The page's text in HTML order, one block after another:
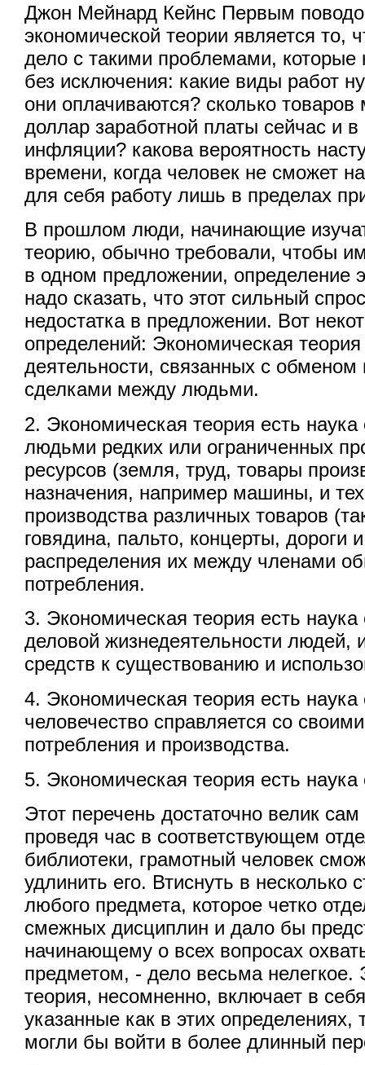
Джон Мейнард Кейнс Первым
экономической теории является то,
дело с такими проблемами, которые
без исключения: какие виды работ
они оплачиваются? сколько
доллар заработной платы сейчас и
инфляции? какова вероятность
времени, когда человек не сможет
для себя работу лишь в пределах
В прошлом люди, начинающие
теорию, обычно требовали, чтобы
в одном предложении, определение
надо сказать, что этот сильный
недостатка в предложении. Вот
определений: Экономическая
деятельности, связанных с
сделками между людьми.
2. Экономическая теория есть
людьми редких или ограниченных
ресурсов (земля, труд, товары
назначения, например машины, и
производства различных товаров
говядина, пальто, концерты, дороги
распределения их между членами
потребления.
3. Экономическая теория есть
деловой жизнедеятельности людей,
средств к существованию и
4. Экономическая теория есть наука
человечество справляется со
потребления и производства.
5. Экономическая теория есть наука
Этот перечень достаточно велик
проведя час в соответствующем
библиотеки, грамотный человек
удлинить его. Втиснуть в несколько
любого предмета, которое четко
смежных дисциплин и дало бы
начинающему о всех вопросах
предметом, - дело весьма нелегкое.
теория, несомненно, включает в
указанные как в этих определениях,
могли бы войти в более длинный